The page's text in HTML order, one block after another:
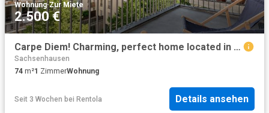
Wohnung·Zur Miete
2.500 €
Carpe Diem! Charming, perfect home located in Frankfurt am Main, Frankfurt Amsterdam Apartments for Rent
Sachsenhausen
74 m²1 ZimmerWohnung
Seit 3 Wochen bei Rentola Details ansehen